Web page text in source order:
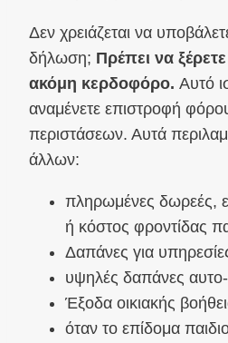
Δεν χρειάζεται να
δήλωση; Πρέπει να
ακόμη κερδοφόρο. Αυτό
αναμένετε επιστροφή
περιστάσεων. Αυτά
άλλων:
πληρωμένες δωρεές,
ή κόστος φροντίδας
Δαπάνες για
υψηλές δαπάνες
Έξοδα οικιακής
όταν το επίδομα